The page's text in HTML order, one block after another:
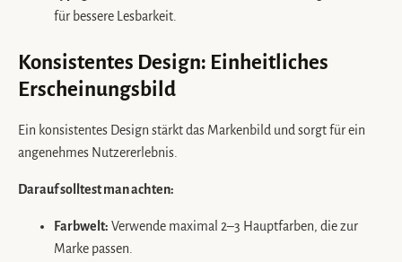
für bessere Lesbarkeit.
Konsistentes Design: Einheitliches
Erscheinungsbild
Ein konsistentes Design stärkt das Markenbild und sorgt für ein
angenehmes Nutzererlebnis.
Darauf solltest man achten:
Farbwelt: Verwende maximal 2–3 Hauptfarben, die zur
Marke passen.